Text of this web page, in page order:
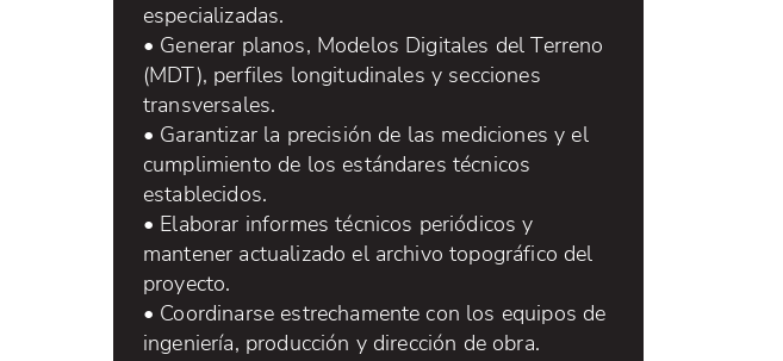
especializadas.
• Generar planos, Modelos Digitales del Terreno
(MDT), perfiles longitudinales y secciones
transversales.
• Garantizar la precisión de las mediciones y el
cumplimiento de los estándares técnicos
establecidos.
• Elaborar informes técnicos periódicos y
mantener actualizado el archivo topográfico del
proyecto.
• Coordinarse estrechamente con los equipos de
ingeniería, producción y dirección de obra.